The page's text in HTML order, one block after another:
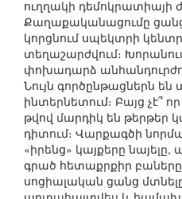
ուղղակի դեմոկրատիայի
Քաղաքականացումը
կորցնում սպեկտրի
տեղաշարժվում։
փոխադարձ
Նույն գործընթացներն են
ինտերնետում։ Բայց չէ՞
թվով մարդիկ են թերթեր
դիտում։ Վարքագծի
«իրենց» կայքերը նայելը,
գրած հետաքրքիր
սոցիալական ցանց